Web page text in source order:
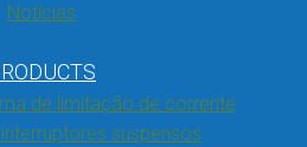
Notícias
de limitação de corrente
suspensos